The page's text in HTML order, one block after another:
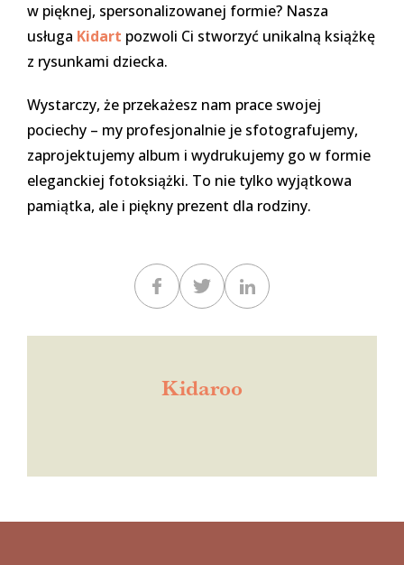
w pięknej, spersonalizowanej formie? Nasza
usługa Kidart pozwoli Ci stworzyć unikalną książkę
z rysunkami dziecka.
Wystarczy, że przekażesz nam prace swojej
pociechy – my profesjonalnie je sfotografujemy,
zaprojektujemy album i wydrukujemy go w formie
eleganckiej fotoksiążki. To nie tylko wyjątkowa
pamiątka, ale i piękny prezent dla rodziny.
Kidaroo